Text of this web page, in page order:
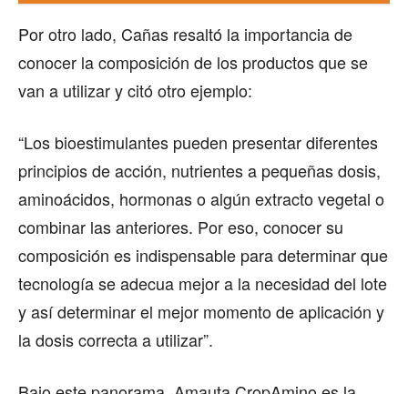
Por otro lado, Cañas resaltó la importancia de
conocer la composición de los productos que se
van a utilizar y citó otro ejemplo:
“Los bioestimulantes pueden presentar diferentes
principios de acción, nutrientes a pequeñas dosis,
aminoácidos, hormonas o algún extracto vegetal o
combinar las anteriores. Por eso, conocer su
composición es indispensable para determinar que
tecnología se adecua mejor a la necesidad del lote
y así determinar el mejor momento de aplicación y
la dosis correcta a utilizar”.